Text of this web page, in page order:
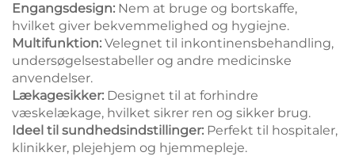
Engangsdesign: Nem at bruge og bortskaffe,
hvilket giver bekvemmelighed og hygiejne.
Multifunktion: Velegnet til inkontinensbehandling,
undersøgelsestabeller og andre medicinske
anvendelser.
Lækagesikker: Designet til at forhindre
væskelækage, hvilket sikrer ren og sikker brug.
Ideel til sundhedsindstillinger: Perfekt til hospitaler,
klinikker, plejehjem og hjemmepleje.